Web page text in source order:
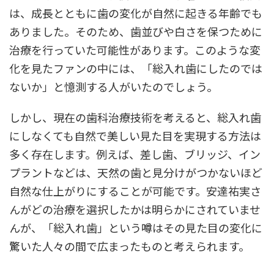
は、成長とともに歯の変化が自然に起きる年齢でも
ありました。そのため、歯並びや白さを保つために
治療を行っていた可能性があります。このような変
化を見たファンの中には、「総入れ歯にしたのでは
ないか」と憶測する人がいたのでしょう。
しかし、現在の歯科治療技術を考えると、総入れ歯
にしなくても自然で美しい見た目を実現する方法は
多く存在します。例えば、差し歯、ブリッジ、イン
プラントなどは、天然の歯と見分けがつかないほど
自然な仕上がりにすることが可能です。安達祐実さ
んがどの治療を選択したかは明らかにされていませ
んが、「総入れ歯」という噂はその見た目の変化に
驚いた人々の間で広まったものと考えられます。